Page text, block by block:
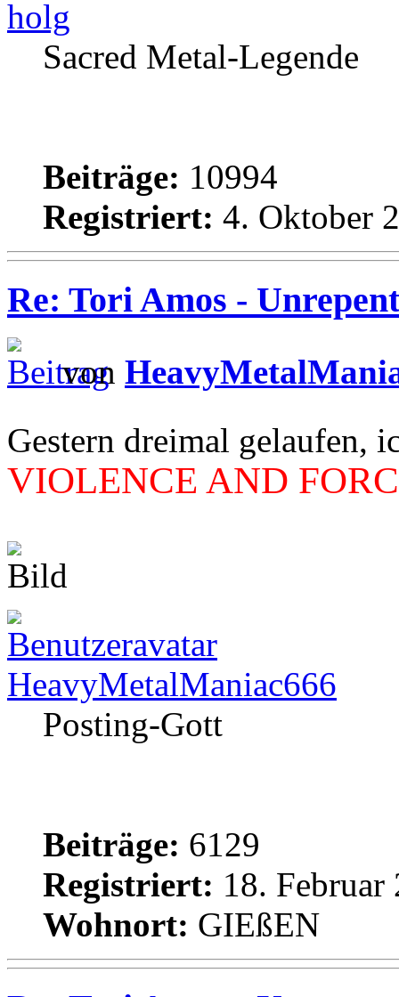
holg
Sacred Metal-Legende
Beiträge: 10994
Registriert: 4. Oktober
Re: Tori Amos -
von
Gestern dreimal gelaufen,
VIOLENCE AND
HeavyMetalManiac666
Posting-Gott
Beiträge: 6129
Registriert: 18. Februar
Wohnort: GIEßEN